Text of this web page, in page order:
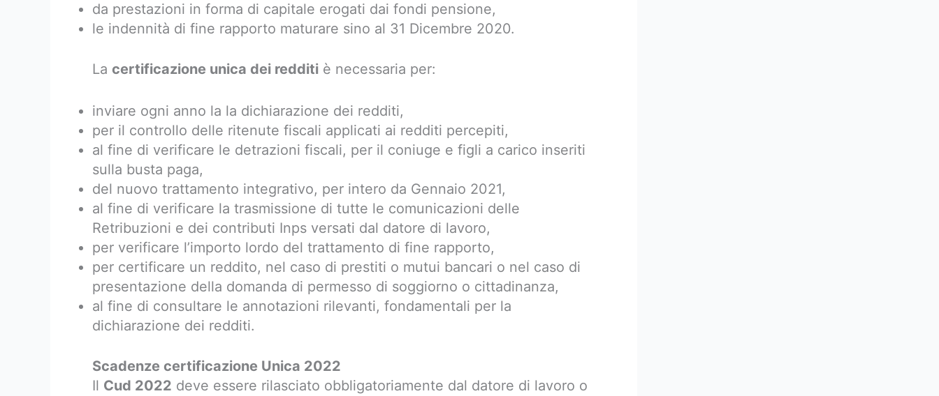
da prestazioni in forma di capitale erogati dai fondi pensione,
le indennità di fine rapporto maturare sino al 31 Dicembre 2020.
La certificazione unica dei redditi è necessaria per:
inviare ogni anno la la dichiarazione dei redditi,
per il controllo delle ritenute fiscali applicati ai redditi percepiti,
al fine di verificare le detrazioni fiscali, per il coniuge e figli a carico inseriti
sulla busta paga,
del nuovo trattamento integrativo, per intero da Gennaio 2021,
al fine di verificare la trasmissione di tutte le comunicazioni delle
Retribuzioni e dei contributi Inps versati dal datore di lavoro,
per verificare l’importo lordo del trattamento di fine rapporto,
per certificare un reddito, nel caso di prestiti o mutui bancari o nel caso di
presentazione della domanda di permesso di soggiorno o cittadinanza,
al fine di consultare le annotazioni rilevanti, fondamentali per la
dichiarazione dei redditi.
Scadenze certificazione Unica 2022
Il Cud 2022 deve essere rilasciato obbligatoriamente dal datore di lavoro o